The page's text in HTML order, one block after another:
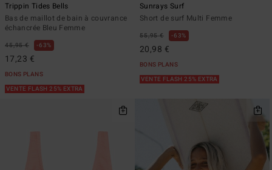
Trippin Tides Bells
Bas de maillot de bain à couvrance
échancrée Bleu Femme
45,95 € 63%
17,23 €
BONS PLANS
VENTE FLASH 25% EXTRA
Sunrays Surf
Short de surf Multi Femme
55,95 € 63%
20,98 €
BONS PLANS
VENTE FLASH 25% EXTRA